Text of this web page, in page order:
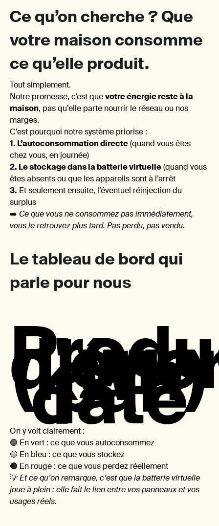
Oui,
une
petite
Ce qu’on cherche ? Que
votre maison consomme
ce qu’elle produit.
Tout simplement.
Notre promesse, c’est quevotre énergie reste à la
maison, pas qu’elle parte nourrir le réseau ou nos
marges.
C’est pourquoi notre système priorise :
1. L’autoconsommation directe(quand vous êtes
chez vous, en journée)
2. Le stockage dans la batterie virtuelle(quand vous
êtes absents ou que les appareils sont à l’arrêt
3. Et seulement ensuite, l’éventuel réinjection du
surplus
➡️ Ce que vous ne consommez pas immédiatement,
vous le retrouvez plus tard. Pas perdu, pas vendu.
Le tableau de bord qui
parle pour nous
(kWh)
par
date
On y voit clairement :
🟢 En vert : ce que vous autoconsommez
🔵 En bleu : ce que vous stockez
🔴 En rouge : ce que vous perdez réellement
💡Et ce qu’on remarque, c’est que la batterie virtuelle
joue à plein : elle fait le lien entre vos panneaux et vos
usages réels.